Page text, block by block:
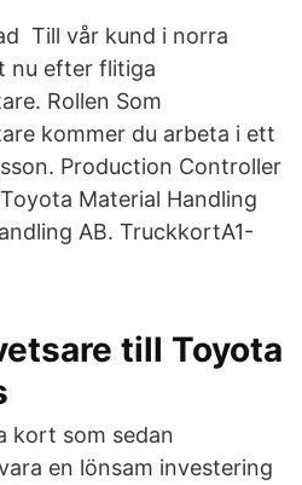
Till vår kund i norra
nu efter flitiga
Rollen Som
kommer du arbeta i ett
Production Controller
Material Handling
AB. TruckkortA1-
till Toyota
kort som sedan
en lönsam investering